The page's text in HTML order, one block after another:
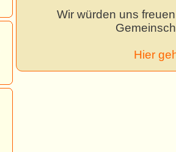
Wir würden uns
Hier